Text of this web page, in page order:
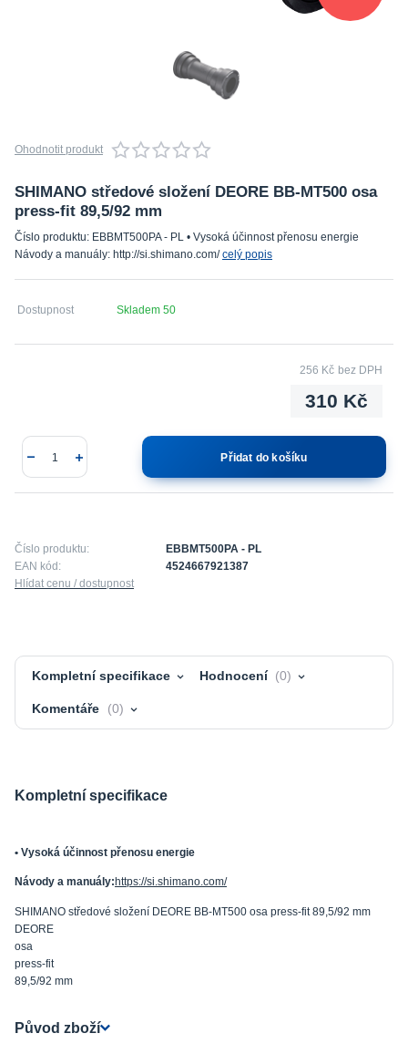
Ohodnotit produkt
SHIMANO středové složení DEORE BB-MT500 osa
press-fit 89,5/92 mm
Číslo produktu: EBBMT500PA - PL • Vysoká účinnost přenosu energie
Návody a manuály: http://si.shimano.com/celý popis
Dostupnost Skladem 50
310 Kč
256 Kč bez DPH
Přidat do košíku
Číslo produktu:
EBBMT500PA - PL
EAN kód:
4524667921387
Hlídat cenu / dostupnost
Kompletní specifikace Hodnocení 0
Komentáře 0
Kompletní specifikace
• Vysoká účinnost přenosu energie
Návody a manuály: https://si.shimano.com/
SHIMANO středové složení DEORE BB-MT500 osa press-fit 89,5/92 mm
DEORE
osa
press-fit
89,5/92 mm
Původ zboží